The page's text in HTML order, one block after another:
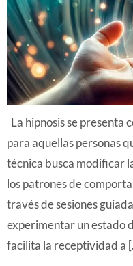
La hipnosis se presenta
para aquellas personas
técnica busca modificar
los patrones de
través de sesiones
experimentar un estado
facilita la receptividad a